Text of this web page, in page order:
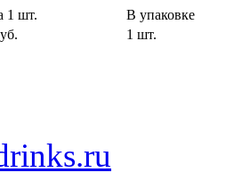
1 шт.
В упаковке
1 шт.